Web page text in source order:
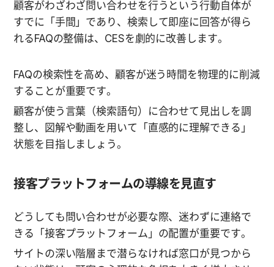
顧客がわざわざ問い合わせを行うという行動自体が
すでに「手間」であり、検索して即座に回答が得ら
れるFAQの整備は、CESを劇的に改善します。
FAQの検索性を高め、顧客が迷う時間を物理的に削減
することが重要です。
顧客が使う言葉（検索語句）に合わせて見出しを調
整し、図解や動画を用いて「直感的に理解できる」
状態を目指しましょう。
接客プラットフォームの導線を見直す
どうしても問い合わせが必要な際、迷わずに連絡で
きる「接客プラットフォーム」の配置が重要です。
サイトの深い階層まで潜らなければ窓口が見つから